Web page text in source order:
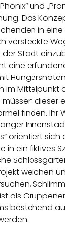
und
Das
in eine
versteckte
Stadt
eine
im Mittelpunkt
müssen dieser
finden. Ihr
orientiert
in ein fiktives
weichen
als
bestehend